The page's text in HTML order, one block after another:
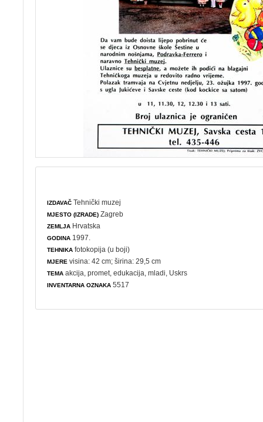
IZDAVAČ Tehnički muzej
MJESTO (IZRADE) Zagreb
ZEMLJA Hrvatska
GODINA 1997.
TEHNIKA fotokopija (u boji)
MJERE visina: 42 cm; širina: 29,5 cm
TEMA akcija ,promet ,edukacija ,mladi Uskrs
INVENTARNA OZNAKA 5517